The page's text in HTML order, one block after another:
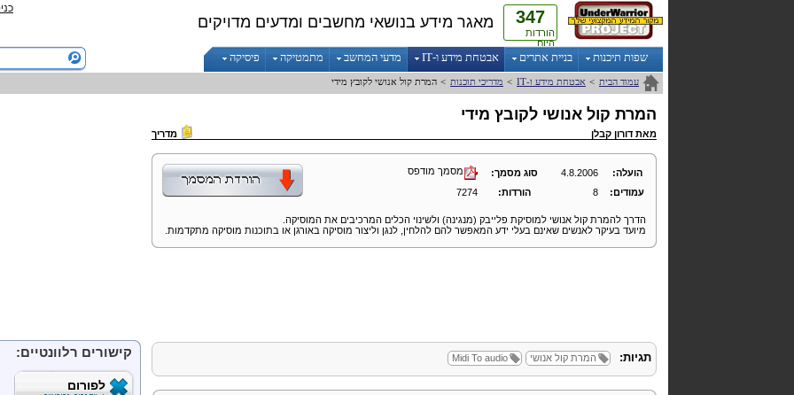
347
הורדות
היום
מאגר מידע בנושאי מחשבים ומדעים מדויקים
שפות תיכנות בניית אתרים אבטחת מידע ו-IT מדעי המחשב מתמטיקה פיסיקה
עמוד הבית > אבטחת מידע ו-IT > מדריכי תוכנות > המרת קול אנושי לקובץ מידי
המרת קול אנושי לקובץ מידי
מאתדורון קבלן מדריך
הועלה: 4.8.2006 סוג מסמך:
מסמך מודפס
עמודים:
8 הורדות: 7274
הדרך להמרת קול אנושי למוסיקת פלייבק (מנגינה) ולשינוי הכלים המרכיבים את המוסיקה.
מיועד בעיקר לאנשים שאינם בעלי ידע המאפשר להם להלחין, לנגן וליצור מוסיקה באורגן או בתוכנות מוסיקה מתקדמות.
תגיות: המרת קול אנושי audio
To
Midi קישורים רלוונטיים:
לפורום